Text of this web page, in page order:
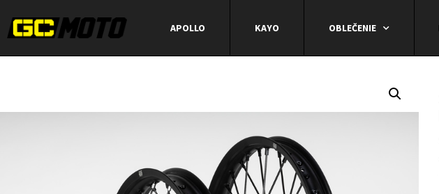
APOLLO KAYO OBLEČENIE